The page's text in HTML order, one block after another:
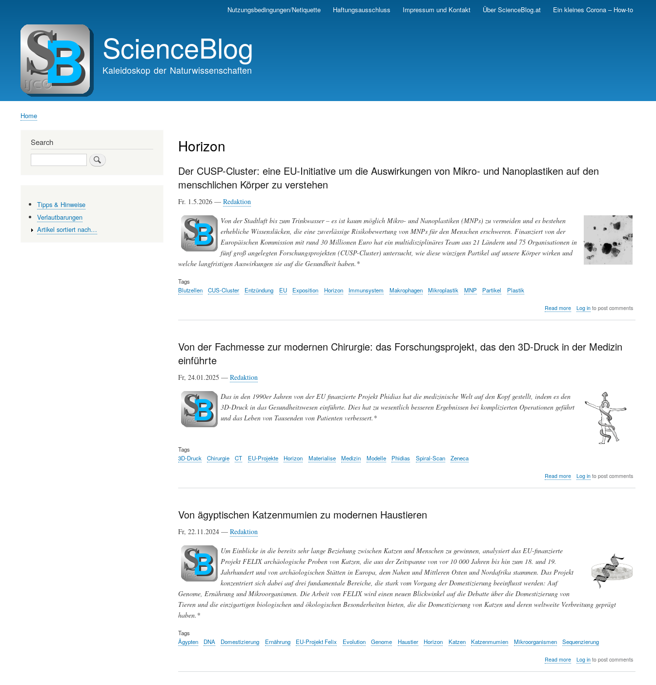
Skip
navigation
Nutzungsbedingungen/Netiquette Haftungsausschluss Impressum und Kontakt Über ScienceBlog.at Ein kleines Corona – How-to
ScienceBlog
Kaleidoskop der Naturwissenschaften
Home
Horizon
Der CUSP-Cluster: eine EU-Initiative um die Auswirkungen von Mikro- und Nanoplastiken auf den
menschlichen Körper zu verstehen
Fr. 1.5.2026 — Redaktion
Von der Stadtluft bis zum Trinkwasser – es ist kaum möglich Mikro- und Nanoplastiken (MNPs) zu vermeiden und es bestehen
erhebliche Wissenslücken, die eine zuverlässige Risikobewertung von MNPs für den Menschen erschweren. Finanziert von der
Europäischen Kommission mit rund 30 Millionen Euro hat ein multidisziplinäres Team aus 21 Ländern und 75 Organisationen in
fünf groß angelegten Forschungsprojekten (CUSP-Cluster) untersucht, wie diese winzigen Partikel auf unsere Körper wirken und
welche langfristigen Auswirkungen sie auf die Gesundheit haben.*
Tags
Blutzellen
CUS-Cluster Entzündung EU Exposition Horizon Immunsystem Makrophagen Mikroplastik MNP Partikel Plastik
Read moreabout
EU-
und
Nanoplastiken
Log into post comments
Von der Fachmesse zur modernen Chirurgie: das Forschungsprojekt, das den 3D-Druck in der Medizin
einführte
Fr, 24.01.2025 — Redaktion
Das in den 1990er Jahren von der EU finanzierte Projekt Phidias hat die medizinische Welt auf den Kopf gestellt, indem es den
3D-Druck in das Gesundheitswesen einführte. Dies hat zu wesentlich besseren Ergebnissen bei komplizierten Operationen geführt
und das Leben von Tausenden von Patienten verbessert.*
Tags
3D-Druck
Chirurgie CT EU-Projekte Horizon Materialise Medizin Modelle Phidias Spiral-Scan Zeneca
Read moreabout
Druck
einführte
Log into post comments
Von ägyptischen Katzenmumien zu modernen Haustieren
Fr, 22.11.2024 — Redaktion
Um Einblicke in die bereits sehr lange Beziehung zwischen Katzen und Menschen zu gewinnen, analysiert das EU-finanzierte
Projekt FELIX archäologische Proben von Katzen, die aus der Zeitspanne von vor 10 000 Jahren bis hin zum 18. und 19.
Jahrhundert und von archäologischen Stätten in Europa, dem Nahen und Mittleren Osten und Nordafrika stammen. Das Projekt
konzentriert sich dabei auf drei fundamentale Bereiche, die stark vom Vorgang der Domestizierung beeinflusst werden: Auf
Genome, Ernährung und Mikroorganismen. Die Arbeit von FELIX wird einen neuen Blickwinkel auf die Debatte über die Domestizierung von
Tieren und die einzigartigen biologischen und ökologischen Besonderheiten bieten, die die Domestizierung von Katzen und deren weltweite Verbreitung geprägt
haben.*
Tags
Ägypten
DNA Domestizierung Ernährung EU-Projekt Felix Evolution Genome Haustier Horizon Katzen Katzenmumien Mikroorganismen Sequenzierung
Read moreabout
Log into post comments
Search
Search
Tipps & Hinweise
Verlautbarungen
Artikel sortiert nach…